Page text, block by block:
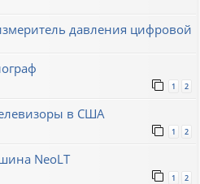
давления цифровой
1 2
в США
1 2
NeoLT
1 2